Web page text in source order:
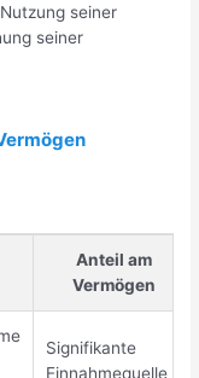
seiner
seiner
Anteil am
Vermögen
Signifikante
Einnahmequelle